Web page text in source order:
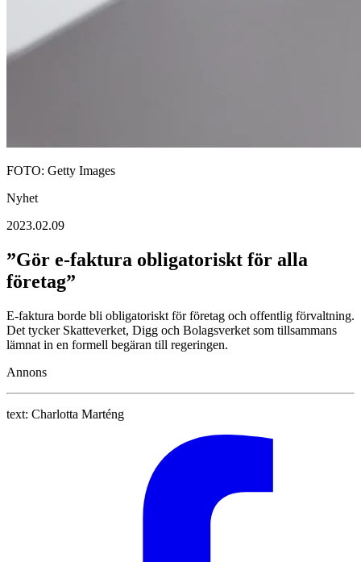
FOTO: Getty Images
Nyhet
2023.02.09
”Gör e-faktura obligatoriskt för alla
företag”
E-faktura borde bli obligatoriskt för företag och offentlig förvaltning.
Det tycker Skatteverket, Digg och Bolagsverket som tillsammans
lämnat in en formell begäran till regeringen.
Annons
text: Charlotta Marténg